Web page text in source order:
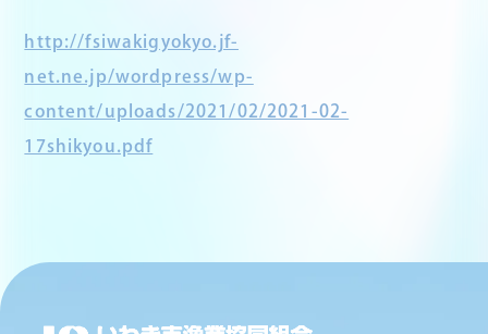
http://fsiwakigyokyo.jf-
net.ne.jp/wordpress/wp-
content/uploads/2021/02/2021-02-
17shikyou.pdf